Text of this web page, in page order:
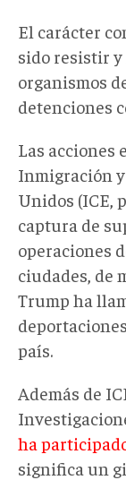
El carácter
sido resistir
organismos
detenciones
Las acciones
Inmigración
Unidos (ICE,
captura de
operaciones
ciudades, de
Trump ha
país.
Además de
ha
significa un